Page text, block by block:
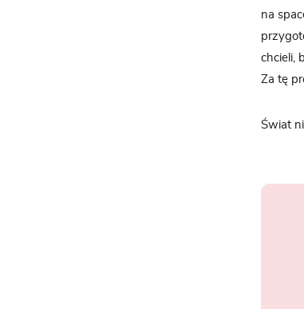
na
chcieli,
Za tę
Świat